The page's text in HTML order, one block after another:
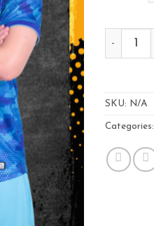
Bộ
SKU: N/A
Categories: